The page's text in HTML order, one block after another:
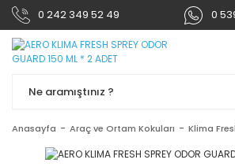
0 242 349 52 49 0
Anasayfa Araç ve Ortam Kokuları Klima